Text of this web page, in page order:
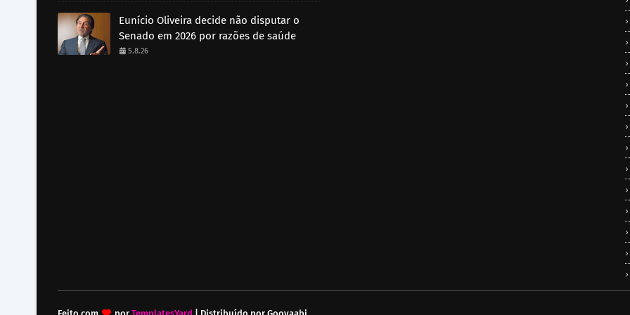
Eunício Oliveira decide não disputar o
Senado em 2026 por razões de saúde
5.8.26